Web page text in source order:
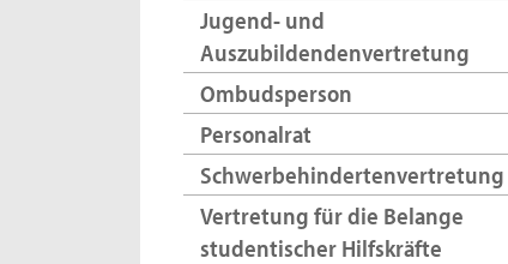
Jugend- und
Auszubildendenvertretung
Ombudsperson
Personalrat
Schwerbehindertenvertretung
Vertretung für die Belange
studentischer Hilfskräfte